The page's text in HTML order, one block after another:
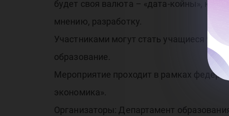
будет своя валюта – «дата-койны»,
мнению, разработку.
Участниками могут стать учащиеся 9-
образование.
Мероприятие проходит в рамках
экономика».
Организаторы: Департамент